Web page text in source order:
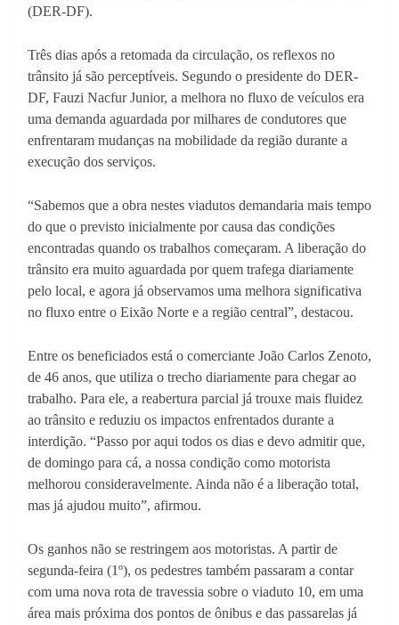
(DER-DF).
Três dias após a retomada da circulação, os reflexos no
trânsito já são perceptíveis. Segundo o presidente do DER-
DF, Fauzi Nacfur Junior, a melhora no fluxo de veículos era
uma demanda aguardada por milhares de condutores que
enfrentaram mudanças na mobilidade da região durante a
execução dos serviços.
“Sabemos que a obra nestes viadutos demandaria mais tempo
do que o previsto inicialmente por causa das condições
encontradas quando os trabalhos começaram. A liberação do
trânsito era muito aguardada por quem trafega diariamente
pelo local, e agora já observamos uma melhora significativa
no fluxo entre o Eixão Norte e a região central”, destacou.
Entre os beneficiados está o comerciante João Carlos Zenoto,
de 46 anos, que utiliza o trecho diariamente para chegar ao
trabalho. Para ele, a reabertura parcial já trouxe mais fluidez
ao trânsito e reduziu os impactos enfrentados durante a
interdição. “Passo por aqui todos os dias e devo admitir que,
de domingo para cá, a nossa condição como motorista
melhorou consideravelmente. Ainda não é a liberação total,
mas já ajudou muito”, afirmou.
Os ganhos não se restringem aos motoristas. A partir de
segunda-feira (1º), os pedestres também passaram a contar
com uma nova rota de travessia sobre o viaduto 10, em uma
área mais próxima dos pontos de ônibus e das passarelas já